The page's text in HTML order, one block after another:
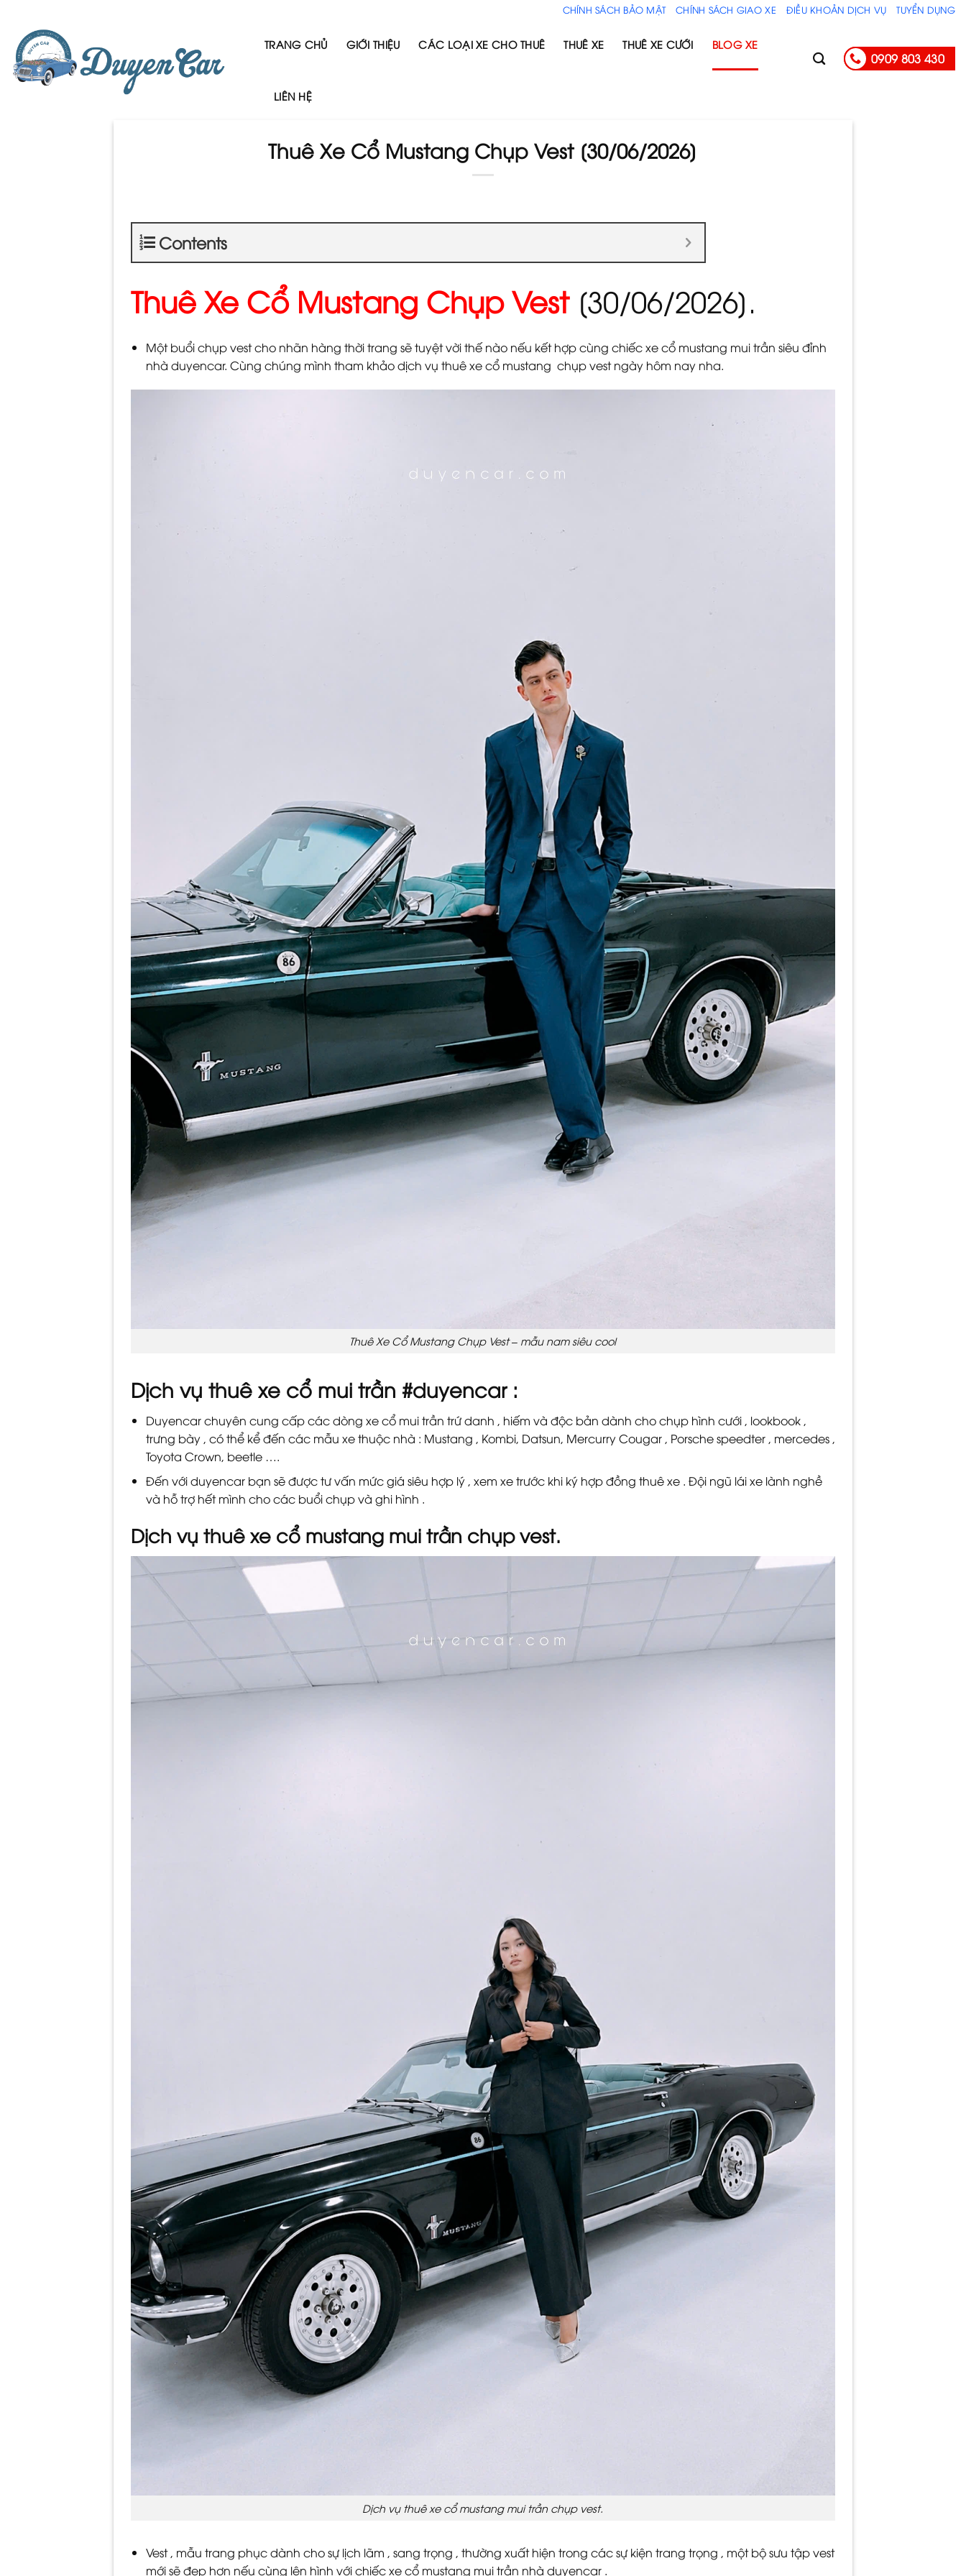
content
CHÍNH SÁCH BẢO MẬT CHÍNH SÁCH GIAO XE ĐIỀU KHOẢN DỊCH VỤ TUYỂN DỤNG
TRANG CHỦ GIỚI THIỆU CÁC LOẠI XE CHO THUÊ THUÊ XE THUÊ XE CƯỚI BLOG XE
LIÊN HỆ
0909 803 430
Thuê Xe Cổ Mustang Chụp Vest [30/06/2026]
Contents
Thuê Xe Cổ Mustang Chụp Vest[30/06/2026].
Một buổi chụp vest cho nhãn hàng thời trang sẽ tuyệt vời thế nào nếu kết hợp cùng chiếc xe cổ mustang mui trần siêu đỉnh
nhà duyencar. Cùng chúng mình tham khảo dịch vụ thuê xe cổ mustang chụp vest ngày hôm nay nha.
Thuê Xe Cổ Mustang Chụp Vest – mẫu nam siêu cool
Dịch vụ thuê xe cổ mui trần #duyencar :
Duyencar chuyên cung cấp các dòng xe cổ mui trần trứ danh , hiếm và độc bản dành cho chụp hình cưới , lookbook ,
trưng bày , có thể kể đến các mẫu xe thuộc nhà : Mustang , Kombi, Datsun, Mercurry Cougar , Porsche speedter , mercedes ,
Toyota Crown, beetle ….
Đến với duyencar bạn sẽ được tư vấn mức giá siêu hợp lý , xem xe trước khi ký hợp đồng thuê xe . Đội ngũ lái xe lành nghề
và hỗ trợ hết mình cho các buổi chụp và ghi hình .
Dịch vụ thuê xe cổ mustang mui trần chụp vest.
Dịch vụ thuê xe cổ mustang mui trần chụp vest.
Vest , mẫu trang phục dành cho sự lịch lãm , sang trọng , thường xuất hiện trong các sự kiện trang trọng , một bộ sưu tập vest
mới sẽ đẹp hơn nếu cùng lên hình với chiếc xe cổ mustang mui trần nhà duyencar .